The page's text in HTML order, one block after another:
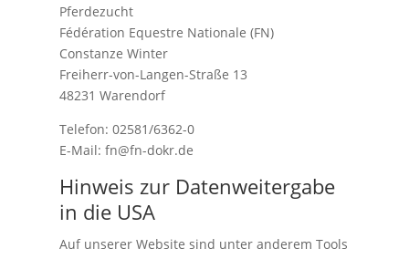
Pferdezucht
Fédération Equestre Nationale (FN)
Constanze Winter
Freiherr-von-Langen-Straße 13
48231 Warendorf
Telefon: 02581/6362-0
E-Mail: fn@fn-dokr.de
Hinweis zur Datenweitergabe
in die USA
Auf unserer Website sind unter anderem Tools